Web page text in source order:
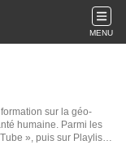
MENU
sur la géo-
», puis sur Playlists,